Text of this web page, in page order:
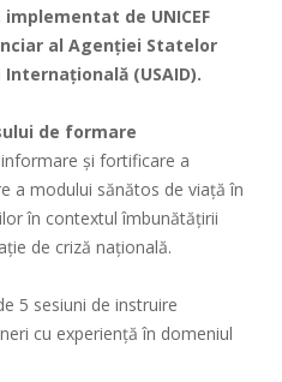
de UNICEF
al Agenției Statelor
(USAID).
de formare
şi fortificare a
a modului sănătos de viață în
în contextul îmbunătățirii
de criză națională.
5 sesiuni de instruire
cu experiență în domeniul